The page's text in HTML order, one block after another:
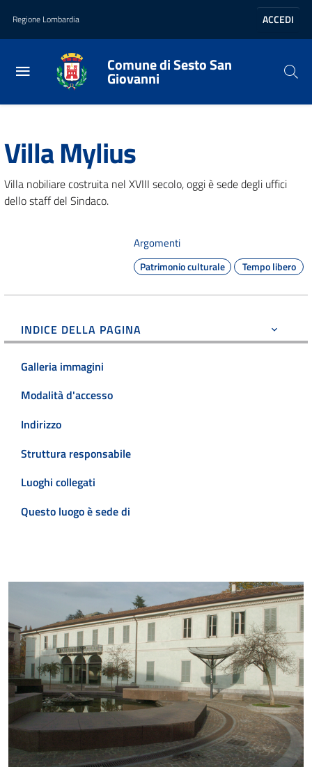
Vai al contenuto principale
Vai al footer
Regione Lombardia ACCEDI
Comune di Sesto San
Giovanni
Vivere il comune
Villa Mylius
Villa nobiliare costruita nel XVIII secolo, oggi è sede degli uffici
dello staff del Sindaco.
Argomenti
Patrimonio culturale Tempo libero
INDICE DELLA PAGINA
Galleria immagini
Modalità d'accesso
Indirizzo
Struttura responsabile
Luoghi collegati
Questo luogo è sede di